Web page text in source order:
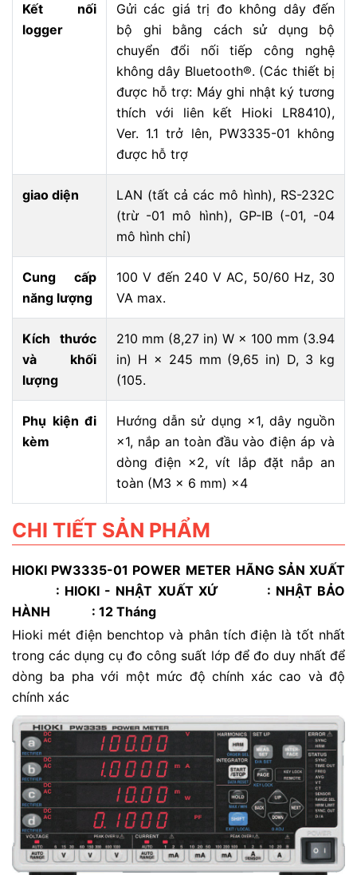
Kết nối
logger
Gửi các giá trị đo không dây đến
bộ ghi bằng cách sử dụng bộ
chuyển đổi nối tiếp công nghệ
không dây Bluetooth®. (Các thiết bị
được hỗ trợ: Máy ghi nhật ký tương
thích với liên kết Hioki LR8410),
Ver. 1.1 trở lên, PW3335-01 không
được hỗ trợ
giao diện
LAN (tất cả các mô hình), RS-232C
(trừ -01 mô hình), GP-IB (-01, -04
mô hình chỉ)
Cung cấp
năng lượng
100 V đến 240 V AC, 50/60 Hz, 30
VA max.
Kích thước
và khối
lượng
210 mm (8,27 in) W × 100 mm (3.94
in) H × 245 mm (9,65 in) D, 3 kg
(105.
Phụ kiện đi
kèm
Hướng dẫn sử dụng ×1, dây nguồn
×1, nắp an toàn đầu vào điện áp và
dòng điện ×2, vít lắp đặt nắp an
toàn (M3 × 6 mm) ×4
CHI TIẾT SẢN PHẨM
HIOKI PW3335-01 POWER METER HÃNG SẢN XUẤT
: HIOKI - NHẬT XUẤT XỨ : NHẬT BẢO
HÀNH
: 12 Tháng
Hioki mét điện benchtop và phân tích điện là tốt nhất
trong các dụng cụ đo công suất lớp để đo duy nhất để
dòng ba pha với một mức độ chính xác cao và độ
chính xác